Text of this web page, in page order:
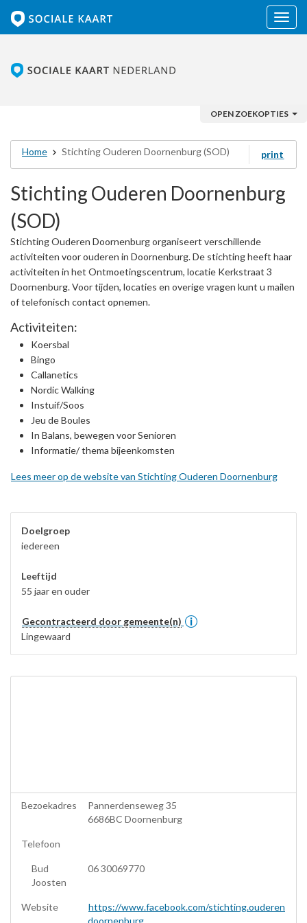
OPEN ZOEKOPTIES
Home Stichting Ouderen Doornenburg (SOD) print
Stichting Ouderen Doornenburg
(SOD)
Stichting Ouderen Doornenburg organiseert verschillende
activiteiten voor ouderen in Doornenburg. De stichting heeft haar
activiteiten in het Ontmoetingscentrum, locatie Kerkstraat 3
Doornenburg. Voor tijden, locaties en overige vragen kunt u mailen
of telefonisch contact opnemen.
Activiteiten:
Koersbal
Bingo
Callanetics
Nordic Walking
Instuif/Soos
Jeu de Boules
In Balans, bewegen voor Senioren
Informatie/ thema bijeenkomsten
Lees meer op de website van Stichting Ouderen Doornenburg
Doelgroep
iedereen
Leeftijd
55 jaar en ouder
Gecontracteerd door gemeente(n)
Lingewaard
Bezoekadres
Pannerdenseweg 35
6686BC Doornenburg
Telefoon
Bud
Joosten
06 30069770
Website
https://www.facebook.com/stichting.ouderen